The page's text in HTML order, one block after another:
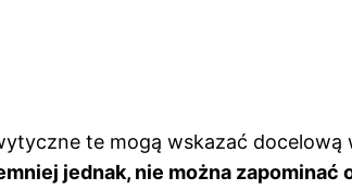
te mogą wskazać
jednak, nie można